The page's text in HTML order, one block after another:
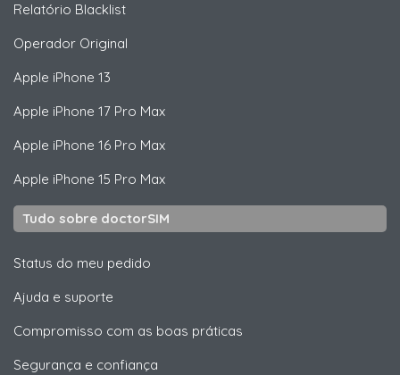
Relatório Blacklist
Operador Original
Apple iPhone 13
Apple iPhone 17 Pro Max
Apple iPhone 16 Pro Max
Apple iPhone 15 Pro Max
Tudo sobre doctorSIM
Status do meu pedido
Ajuda e suporte
Compromisso com as boas práticas
Segurança e confiança